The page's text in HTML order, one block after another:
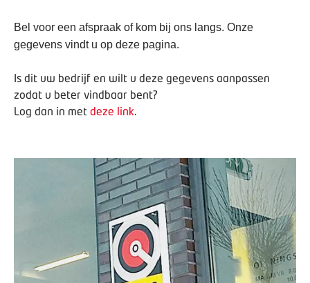
Bel voor een afspraak of kom bij ons langs. Onze
gegevens vindt u op deze pagina.
Is dit uw bedrijf en wilt u deze gegevens aanpassen
zodat u beter vindbaar bent?
Log dan in met deze link.